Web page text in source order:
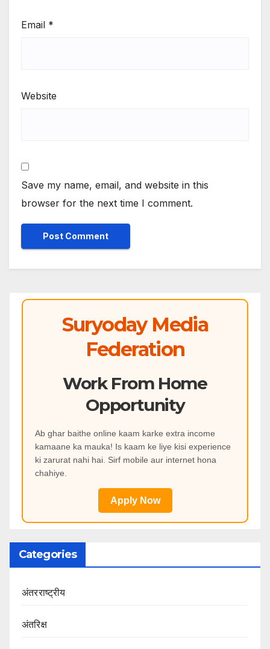
Email *
Website
Save my name, email, and website in this
browser for the next time I comment.
Suryoday Media
Federation
Work From Home
Opportunity
Ab ghar baithe online kaam karke extra income
kamaane ka mauka! Is kaam ke liye kisi experience
ki zarurat nahi hai. Sirf mobile aur internet hona
chahiye.
Apply Now
Categories
अंतरराष्ट्रीय
अंतरिक्ष